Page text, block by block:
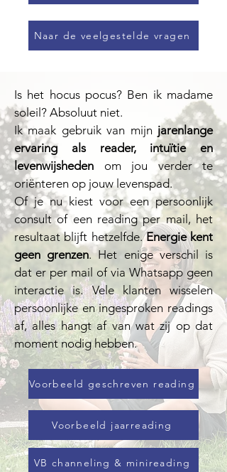
Naar de veelgestelde vragen
Is het hocus pocus? Ben ik madame
soleil? Absoluut niet.
Ik maak gebruik van mijn jarenlange
ervaring als reader, intuïtie en
levenwijsheden om jou verder te
oriënteren op jouw levenspad.
Of je nu kiest voor een persoonlijk
consult of een reading per mail, het
resultaat blijft hetzelfde.Energie kent
geen grenzen. Het enige verschil is
dat er per mail of via Whatsapp geen
interactie is. Vele klanten wisselen
persoonlijke en ingesproken readings
af, alles hangt af van wat zij op dat
moment nodig hebben.
Voorbeeld geschreven reading
Voorbeeld jaarreading
VB channeling & minireading